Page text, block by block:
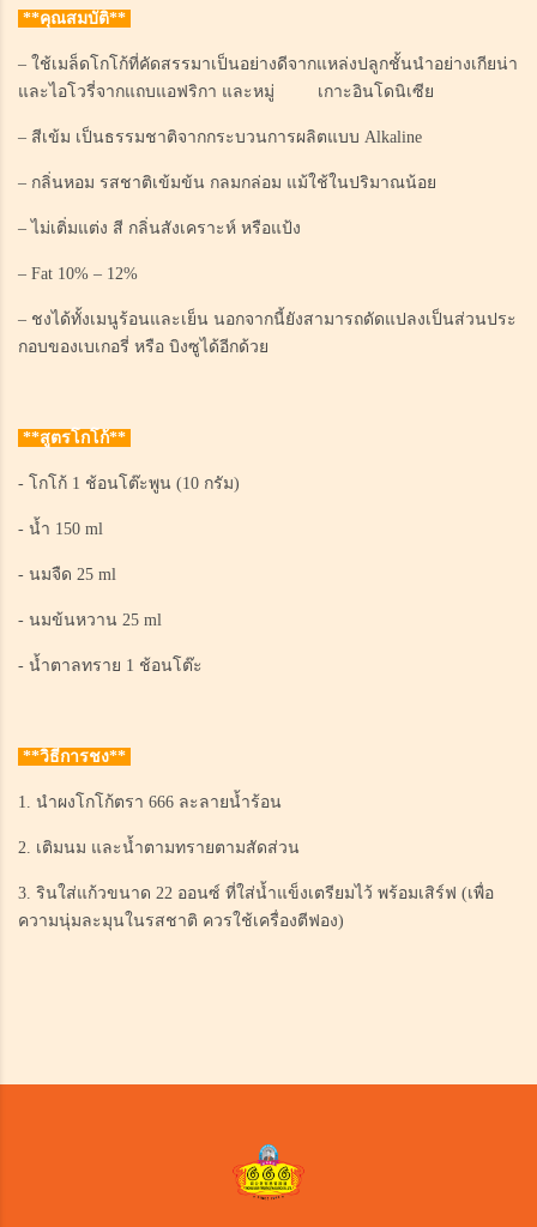
**คุณสมบัติ**
– ใช้เมล็ดโกโก้ที่คัดสรรมาเป็นอย่างดีจากแหล่งปลูกชั้นนำอย่างเกียน่า
และไอโวรี่จากแถบแอฟริกา และหมู่ เกาะอินโดนิเซีย
– สีเข้ม เป็นธรรมชาติจากกระบวนการผลิตแบบ Alkaline
– กลิ่นหอม รสชาติเข้มข้น กลมกล่อม แม้ใช้ในปริมาณน้อย
– ไม่เติ่มแต่ง สี กลิ่นสังเคราะห์ หรือแป้ง
– Fat 10% – 12%
– ชงได้ทั้งเมนูร้อนและเย็น นอกจากนี้ยังสามารถดัดแปลงเป็นส่วนประ
กอบของเบเกอรี่ หรือ บิงซูได้อีกด้วย
**สูตรโกโก้**
- โกโก้ 1 ช้อนโต๊ะพูน (10 กรัม)
- น้ำ 150 ml
- นมจืด 25 ml
- นมข้นหวาน 25 ml
- น้ำตาลทราย 1 ช้อนโต๊ะ
**วิธีการชง**
1. นำผงโกโก้ตรา 666 ละลายน้ำร้อน
2. เติมนม และน้ำตามทรายตามสัดส่วน
3. รินใส่แก้วขนาด 22 ออนซ์ ที่ใส่น้ำแข็งเตรียมไว้ พร้อมเสิร์ฟ (เพื่อ
ความนุ่มละมุนในรสชาติ ควรใช้เครื่องตีฟอง)